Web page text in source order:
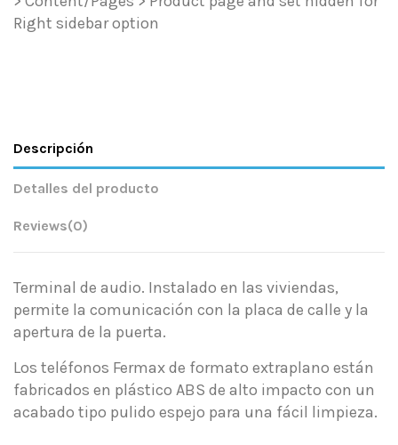
Right sidebar option
Descripción
Detalles del producto
Reviews(0)
Terminal de audio. Instalado en las viviendas,
permite la comunicación con la placa de calle y la
apertura de la puerta.
Los teléfonos Fermax de formato extraplano están
fabricados en plástico ABS de alto impacto con un
acabado tipo pulido espejo para una fácil limpieza.